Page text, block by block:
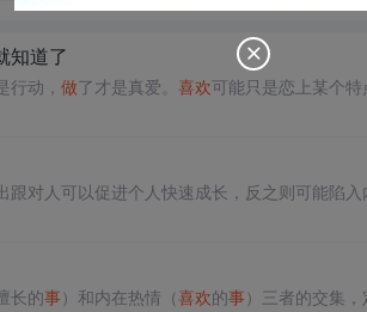
知道了
行动， 做了才是真爱。 喜欢可能只是恋上某个
对人可以促进个人快速成长，反之则可能陷
长的事）和内在热情（喜欢的事）三者的交集，